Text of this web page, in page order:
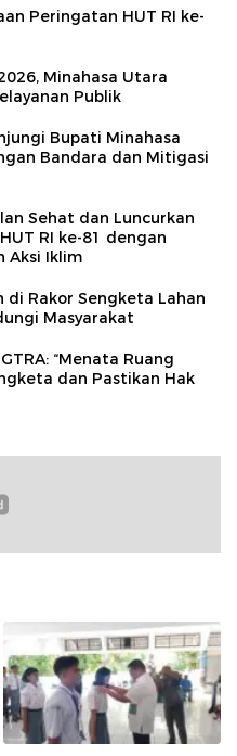
Peringatan HUT RI ke-
Minahasa Utara
Publik
Bupati Minahasa
Bandara dan Mitigasi
Sehat dan Luncurkan
RI ke-81 dengan
Aksi Iklim
di Rakor Sengketa Lahan
Masyarakat
“Menata Ruang
dan Pastikan Hak